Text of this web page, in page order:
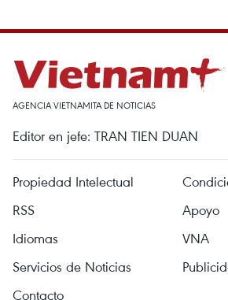
AGENCIA VIETNAMITA DE NOTICIAS
Editor en jefe: TRAN TIEN DUAN
Propiedad Intelectual
RSS
Apoyo
Idiomas
VNA
Servicios de Noticias
Contacto